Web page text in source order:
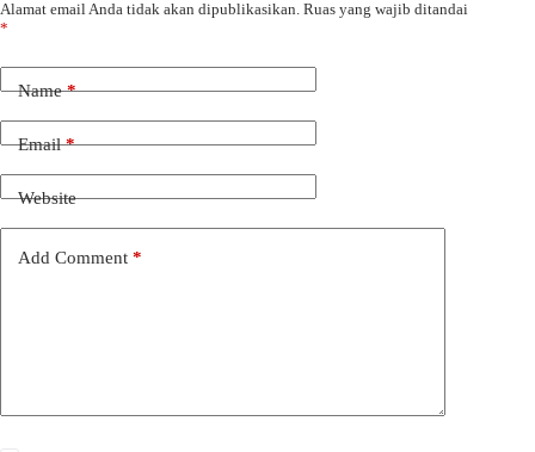
Alamat email Anda tidak akan dipublikasikan. Ruas yang wajib ditandai
*
Name*
Email*
Website
Add Comment *